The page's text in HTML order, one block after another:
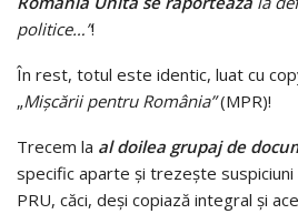
politice…”!
În rest, totul este identic, luat cu
„Mişcării pentru România”(MPR)!
Trecem la al doilea grupaj de
specific aparte şi trezeşte suspiciuni
PRU, căci, deşi copiază integral şi